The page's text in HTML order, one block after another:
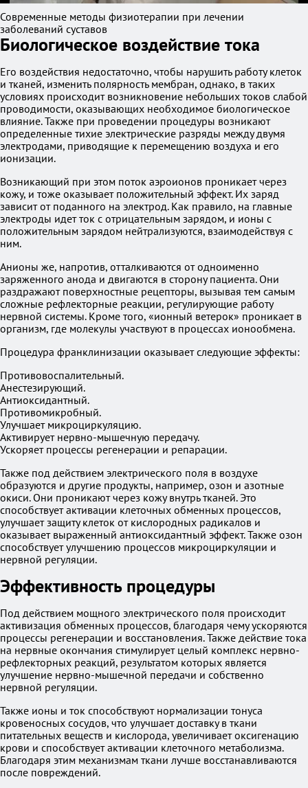
Современные методы физиотерапии при лечении
заболеваний суставов
Биологическое воздействие тока
Его воздействия недостаточно, чтобы нарушить работу клеток
и тканей, изменить полярность мембран, однако, в таких
условиях происходит возникновение небольших токов слабой
проводимости, оказывающих необходимое биологическое
влияние. Также при проведении процедуры возникают
определенные тихие электрические разряды между двумя
электродами, приводящие к перемещению воздуха и его
ионизации.
Возникающий при этом поток аэроионов проникает через
кожу, и тоже оказывает положительный эффект. Их заряд
зависит от поданного на электрод. Как правило, на главные
электроды идет ток с отрицательным зарядом, и ионы с
положительным зарядом нейтрализуются, взаимодействуя с
ним.
Анионы же, напротив, отталкиваются от одноименно
заряженного анода и двигаются в сторону пациента. Они
раздражают поверхностные рецепторы, вызывая тем самым
сложные рефлекторные реакции, регулирующие работу
нервной системы. Кроме того, «ионный ветерок» проникает в
организм, где молекулы участвуют в процессах ионообмена.
Процедура франклинизации оказывает следующие эффекты:
Противовоспалительный.
Анестезирующий.
Антиоксидантный.
Противомикробный.
Улучшает микроциркуляцию.
Активирует нервно-мышечную передачу.
Ускоряет процессы регенерации и репарации.
Также под действием электрического поля в воздухе
образуются и другие продукты, например, озон и азотные
окиси. Они проникают через кожу внутрь тканей. Это
способствует активации клеточных обменных процессов,
улучшает защиту клеток от кислородных радикалов и
оказывает выраженный антиоксидантный эффект. Также озон
способствует улучшению процессов микроциркуляции и
нервной регуляции.
Эффективность процедуры
Под действием мощного электрического поля происходит
активизация обменных процессов, благодаря чему ускоряются
процессы регенерации и восстановления. Также действие тока
на нервные окончания стимулирует целый комплекс нервно-
рефлекторных реакций, результатом которых является
улучшение нервно-мышечной передачи и собственно
нервной регуляции.
Также ионы и ток способствуют нормализации тонуса
кровеносных сосудов, что улучшает доставку в ткани
питательных веществ и кислорода, увеличивает оксигенацию
крови и способствует активации клеточного метаболизма.
Благодаря этим механизмам ткани лучше восстанавливаются
после повреждений.